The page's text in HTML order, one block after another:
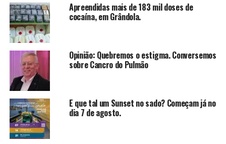
Apreendidas mais de 183 mil doses de
cocaína, em Grândola.
Opinião: Quebremos o estigma. Conversemos
sobre Cancro do Pulmão
E que tal um Sunset no sado? Começam já no
dia 7 de agosto.